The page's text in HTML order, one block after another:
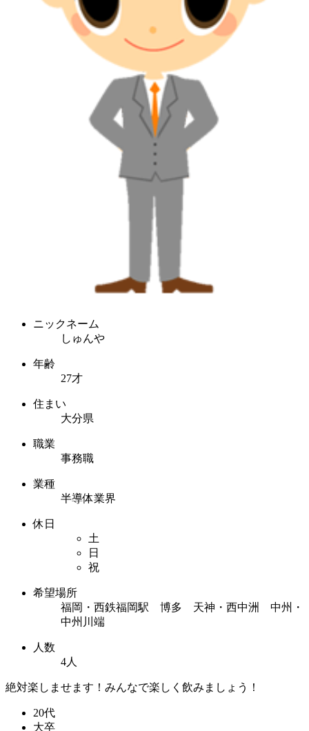
ニックネーム
しゅんや
年齢
27才
住まい
大分県
職業
事務職
業種
半導体業界
休日
土
日
祝
希望場所
福岡・西鉄福岡駅 博多 天神・西中洲 中州・
中州川端
人数
4人
絶対楽しませます！みんなで楽しく飲みましょう！
20代
大卒